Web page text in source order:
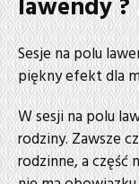
lawendy ?
Sesje na polu
piękny efekt dla
W sesji na polu
rodziny. Zawsze
rodzinne, a część